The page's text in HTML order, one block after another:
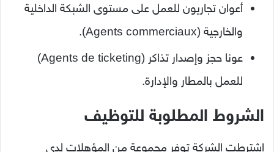
أعوان تجاريون للعمل على مستوى الشبكة الداخلية
والخارجية (Agents commerciaux).
عونا حجز وإصدار تذاكر (Agents de ticketing)
للعمل بالمطار والإدارة.
الشروط المطلوبة للتوظيف
اشترطت الشركة توفر مجموعة من المؤهلات لدى